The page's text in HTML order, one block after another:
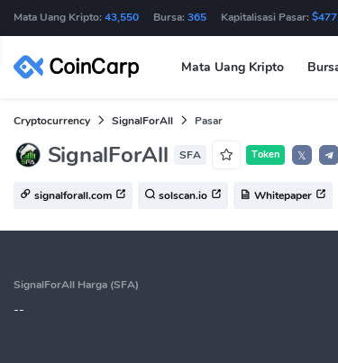
Mata Uang Kripto: 43,550 Bursa: 365 Kapitalisasi Pasar:
Mata Uang Kripto
Cryptocurrency SignalForAll Pasar
SignalForAll SFA Token 𝕏
signalforall.com solscan.io Whitepaper
SignalForAll Harga (SFA)
--